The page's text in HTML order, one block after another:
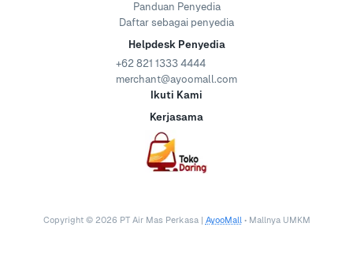
Panduan Penyedia
Daftar sebagai penyedia
Helpdesk Penyedia
+62 821 1333 4444
merchant@ayoomall.com
Ikuti Kami
Kerjasama
Copyright © 2026 PT Air Mas Perkasa | AyooMall • Mallnya UMKM